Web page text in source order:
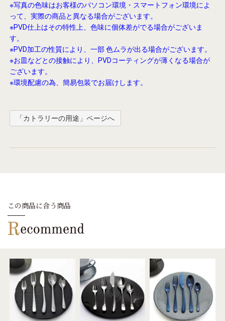
※写真の色味はお客様のパソコン環境・スマートフォン環境によ
って、実際の商品と異なる場合がございます。
※PVD仕上はその特性上、色味に個体差がでる場合がございま
す。
※PVD加工の性質により、一部 色ムラが出る場合がございます。
※お皿などとの接触により、PVDコーティングが薄くなる場合が
ございます。
※環境配慮の為、簡易包装でお届けします。
「カトラリーの用途」ページへ
この商品に合う商品